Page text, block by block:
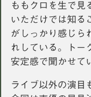
ももクロを生で見
いただけでは知る
がしっかり感じら
れしている。トー
安定感で聞かせて
ライブ以外の演目